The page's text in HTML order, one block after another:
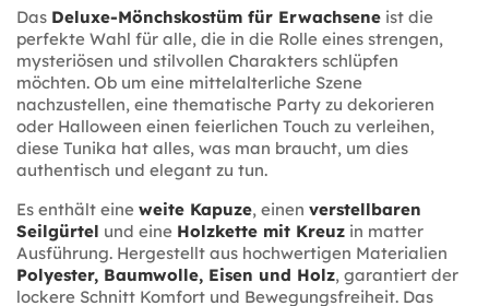
Das Deluxe-Mönchskostüm für Erwachsene ist die
perfekte Wahl für alle, die in die Rolle eines strengen,
mysteriösen und stilvollen Charakters schlüpfen
möchten. Ob um eine mittelalterliche Szene
nachzustellen, eine thematische Party zu dekorieren
oder Halloween einen feierlichen Touch zu verleihen,
diese Tunika hat alles, was man braucht, um dies
authentisch und elegant zu tun.
Es enthält eine weite Kapuze, einen verstellbaren
Seilgürtel und eine Holzkette mit Kreuz in matter
Ausführung. Hergestellt aus hochwertigen Materialien
Polyester, Baumwolle, Eisen und Holz, garantiert der
lockere Schnitt Komfort und Bewegungsfreiheit. Das